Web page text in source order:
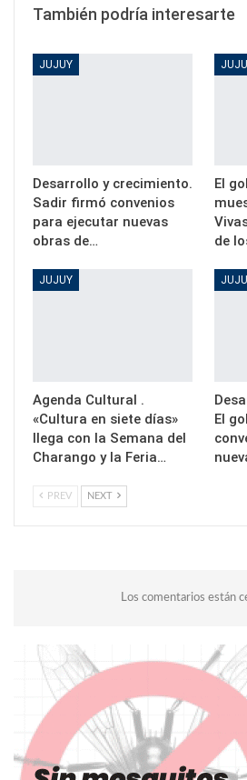
También podría interesarte
JUJUY
Desarrollo y crecimiento.
Sadir firmó convenios
para ejecutar nuevas
obras de…
El
de
JUJUY
Agenda Cultural .
«Cultura en siete días»
llega con la Semana del
Charango y la Feria…
El
PREV NEXT
Los comentarios están